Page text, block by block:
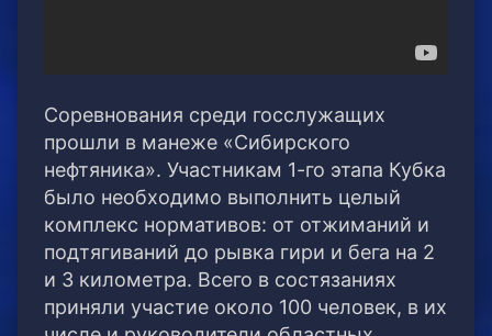
Соревнования среди госслужащих
прошли в манеже «Сибирского
нефтяника». Участникам 1-го этапа Кубка
было необходимо выполнить целый
комплекс нормативов: от отжиманий и
подтягиваний до рывка гири и бега на 2
и 3 километра. Всего в состязаниях
приняли участие около 100 человек, в их